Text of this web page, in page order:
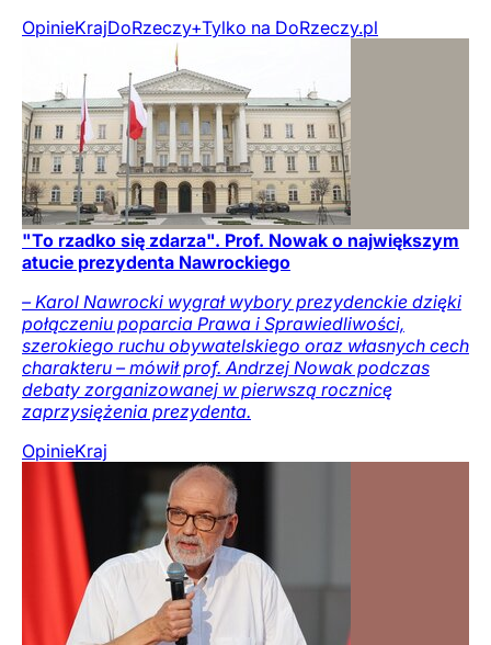
OpinieKrajDoRzeczy+Tylko na DoRzeczy.pl
"To rzadko się zdarza". Prof. Nowak o największym
atucie prezydenta Nawrockiego
– Karol Nawrocki wygrał wybory prezydenckie dzięki
połączeniu poparcia Prawa i Sprawiedliwości,
szerokiego ruchu obywatelskiego oraz własnych cech
charakteru – mówił prof. Andrzej Nowak podczas
debaty zorganizowanej w pierwszą rocznicę
zaprzysiężenia prezydenta.
OpinieKraj